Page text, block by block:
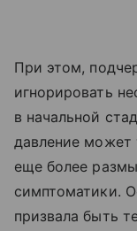
При этом,
игнорировать
в начальной
давление может
еще более
симптоматики.
призвала быть